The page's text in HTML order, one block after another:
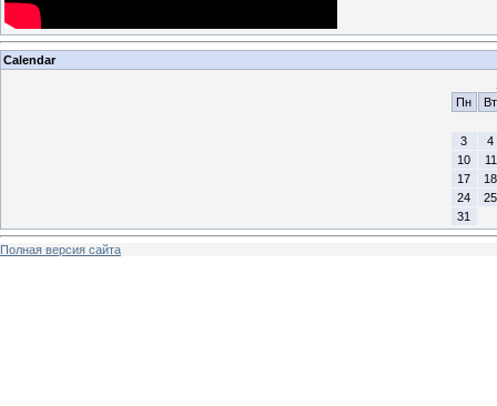
Calendar
Пн
Вт
3
4
10
11
17
18
24
25
31
Полная версия сайта